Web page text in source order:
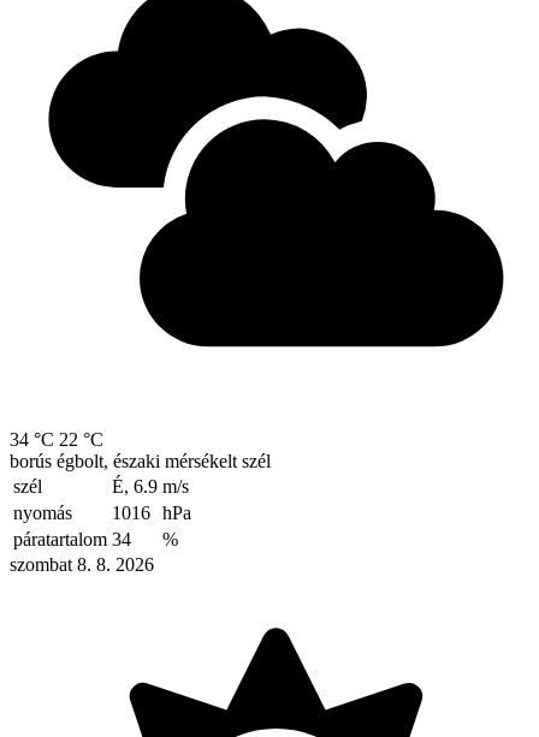
34 °C 22 °C
borús égbolt, északi mérsékelt szél
szél
É, 6.9 m/s
nyomás
1016 hPa
páratartalom 34
%
szombat 8. 8. 2026